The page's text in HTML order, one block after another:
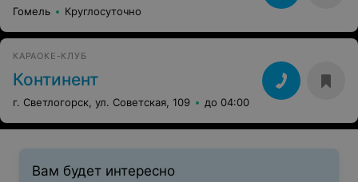
Гомель Круглосуточно
КАРАОКЕ-КЛУБ
Континент
г. Светлогорск, ул. Советская, 109 до 04:00
Вам будет интересно